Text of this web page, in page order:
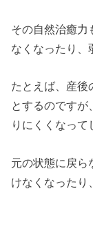
その自然治癒力
なくなったり、
たとえば、産後
とするのですが
りにくくなって
元の状態に戻ら
けなくなったり